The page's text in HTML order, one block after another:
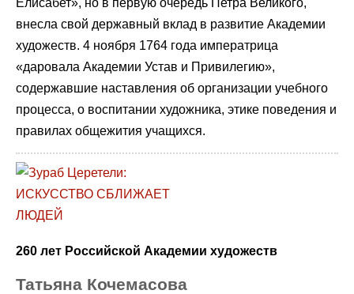
внесла свой державный вклад в развитие Академии
художеств. 4 ноября 1764 года императрица
«даровала Академии Устав и Привилегию»,
содержавшие наставления об организации учебного
процесса, о воспитании художника, этике поведения и
правилах общежития учащихся.
260 лет Российской Академии художеств
Татьяна Кочемасова